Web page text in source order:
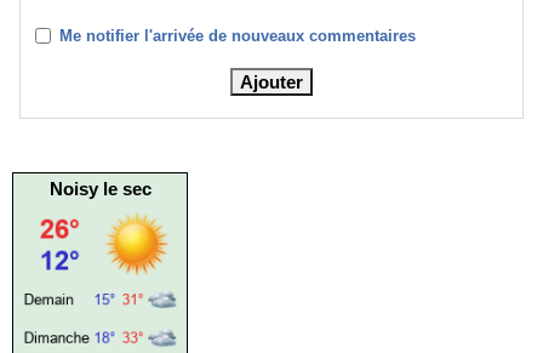
Me notifier l'arrivée de nouveaux commentaires
Noisy le sec